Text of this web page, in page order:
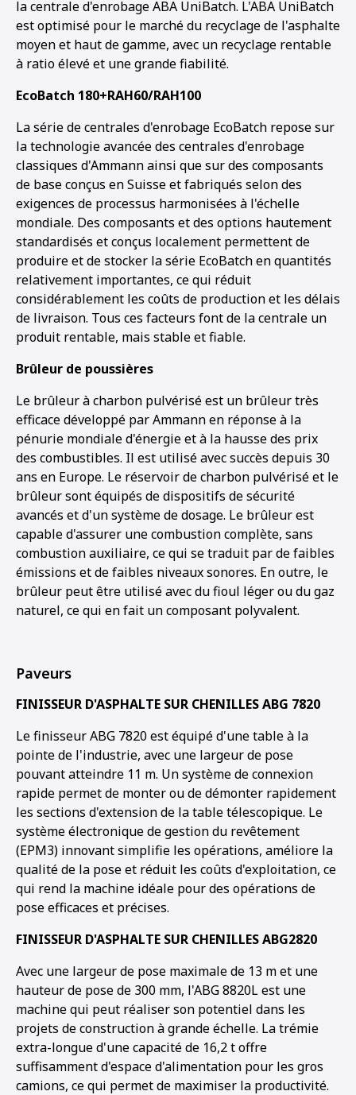
la centrale d'enrobage ABA UniBatch. L'ABA UniBatch
est optimisé pour le marché du recyclage de l'asphalte
moyen et haut de gamme, avec un recyclage rentable
à ratio élevé et une grande fiabilité.
EcoBatch 180+RAH60/RAH100
La série de centrales d'enrobage EcoBatch repose sur
la technologie avancée des centrales d'enrobage
classiques d'Ammann ainsi que sur des composants
de base conçus en Suisse et fabriqués selon des
exigences de processus harmonisées à l'échelle
mondiale. Des composants et des options hautement
standardisés et conçus localement permettent de
produire et de stocker la série EcoBatch en quantités
relativement importantes, ce qui réduit
considérablement les coûts de production et les délais
de livraison. Tous ces facteurs font de la centrale un
produit rentable, mais stable et fiable.
Brûleur de poussières
Le brûleur à charbon pulvérisé est un brûleur très
efficace développé par Ammann en réponse à la
pénurie mondiale d'énergie et à la hausse des prix
des combustibles. Il est utilisé avec succès depuis 30
ans en Europe. Le réservoir de charbon pulvérisé et le
brûleur sont équipés de dispositifs de sécurité
avancés et d'un système de dosage. Le brûleur est
capable d'assurer une combustion complète, sans
combustion auxiliaire, ce qui se traduit par de faibles
émissions et de faibles niveaux sonores. En outre, le
brûleur peut être utilisé avec du fioul léger ou du gaz
naturel, ce qui en fait un composant polyvalent.
Paveurs
FINISSEUR D'ASPHALTE SUR CHENILLES ABG 7820
Le finisseur ABG 7820 est équipé d'une table à la
pointe de l'industrie, avec une largeur de pose
pouvant atteindre 11 m. Un système de connexion
rapide permet de monter ou de démonter rapidement
les sections d'extension de la table télescopique. Le
système électronique de gestion du revêtement
(EPM3) innovant simplifie les opérations, améliore la
qualité de la pose et réduit les coûts d'exploitation, ce
qui rend la machine idéale pour des opérations de
pose efficaces et précises.
FINISSEUR D'ASPHALTE SUR CHENILLES ABG2820
Avec une largeur de pose maximale de 13 m et une
hauteur de pose de 300 mm, l'ABG 8820L est une
machine qui peut réaliser son potentiel dans les
projets de construction à grande échelle. La trémie
extra-longue d'une capacité de 16,2 t offre
suffisamment d'espace d'alimentation pour les gros
camions, ce qui permet de maximiser la productivité.